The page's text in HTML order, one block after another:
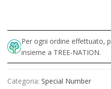
Per ogni ordine effettuato,
insieme a TREE-NATION.
Categoria: Special Number